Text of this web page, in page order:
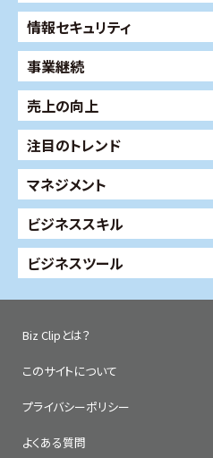
情報セキュリティ
事業継続
売上の向上
注目のトレンド
マネジメント
ビジネススキル
ビジネスツール
Biz Clipとは？
このサイトについて
プライバシーポリシー
よくある質問